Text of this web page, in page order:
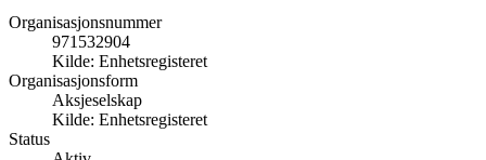
Organisasjonsnummer
971532904
Kilde: Enhetsregisteret
Organisasjonsform
Aksjeselskap
Kilde: Enhetsregisteret
Status